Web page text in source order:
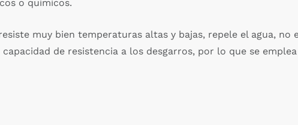
o químicos.
muy bien temperaturas altas y bajas, repele el agua, no
de resistencia a los desgarros, por lo que se